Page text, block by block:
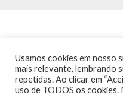
INÍCIO NOTÍCIAS AGENDA
Usamos cookies em nosso
mais relevante, lembrando
repetidas. Ao clicar em
uso de TODOS os